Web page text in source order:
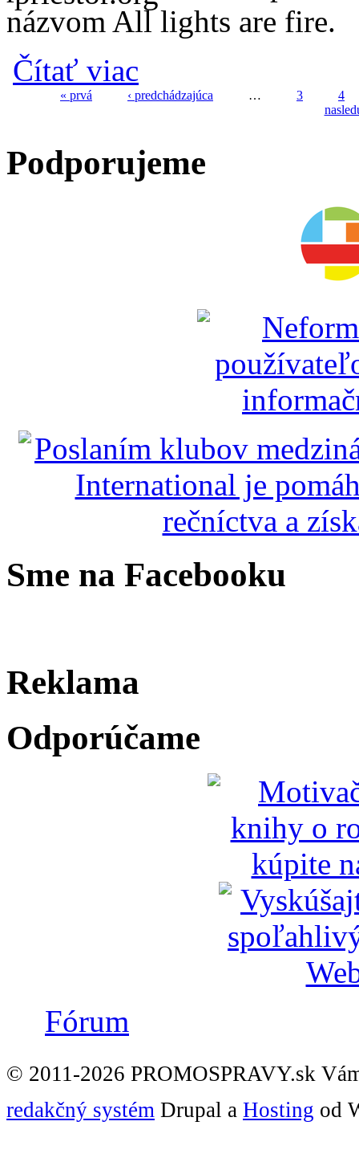
názvom All lights are fire.
Čítať viac
« prvá ‹ predchádzajúca … 3
4
Podporujeme
Sme na Facebooku
Reklama
Odporúčame
Fórum
© 2011-2026 PROMOSPRAVY.sk
redakčný systém Drupal a Hosting od